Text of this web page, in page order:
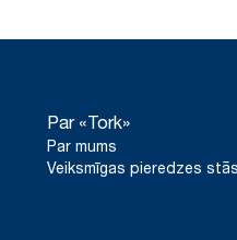
Par «Tork»
Par mums
Veiksmīgas pieredzes